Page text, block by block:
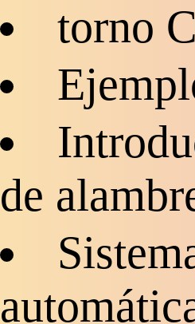
torno
de